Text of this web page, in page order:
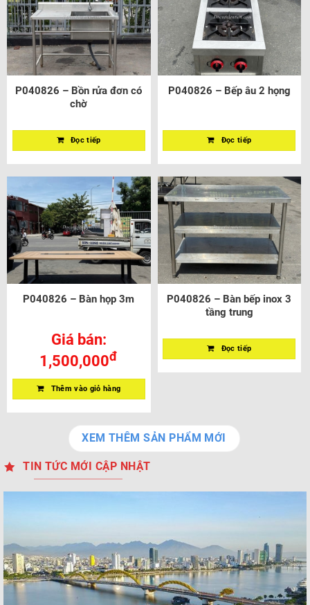
P040826 – Bồn rửa đơn có
chờ
Đọc tiếp
P040826 – Bếp âu 2 họng
Đọc tiếp
P040826 – Bàn họp 3m
Giá bán:
1,500,000đ
Thêm vào giỏ hàng
P040826 – Bàn bếp inox 3
tầng trung
Đọc tiếp
XEM THÊM SẢN PHẨM MỚI
TIN TỨC MỚI CẬP NHẬT